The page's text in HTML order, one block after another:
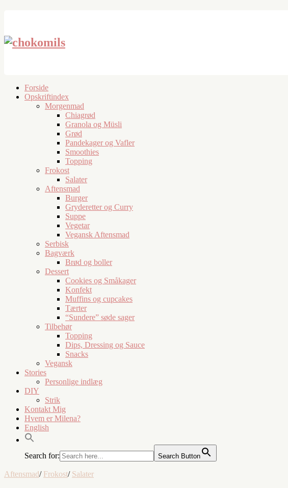
Forside
Opskriftindex
Morgenmad
Chiagrød
Granola og Müsli
Grød
Pandekager og Vafler
Smoothies
Topping
Frokost
Salater
Aftensmad
Burger
Gryderetter og Curry
Suppe
Vegetar
Vegansk Aftensmad
Serbisk
Bagværk
Brød og boller
Dessert
Cookies og Småkager
Konfekt
Muffins og cupcakes
Tærter
“Sundere” søde sager
Tilbehør
Topping
Dips, Dressing og Sauce
Snacks
Vegansk
Stories
Personlige indlæg
DIY
Strik
Kontakt Mig
Hvem er Milena?
English
Search for: Search Button
Aftensmad/ Frokost/ Salater